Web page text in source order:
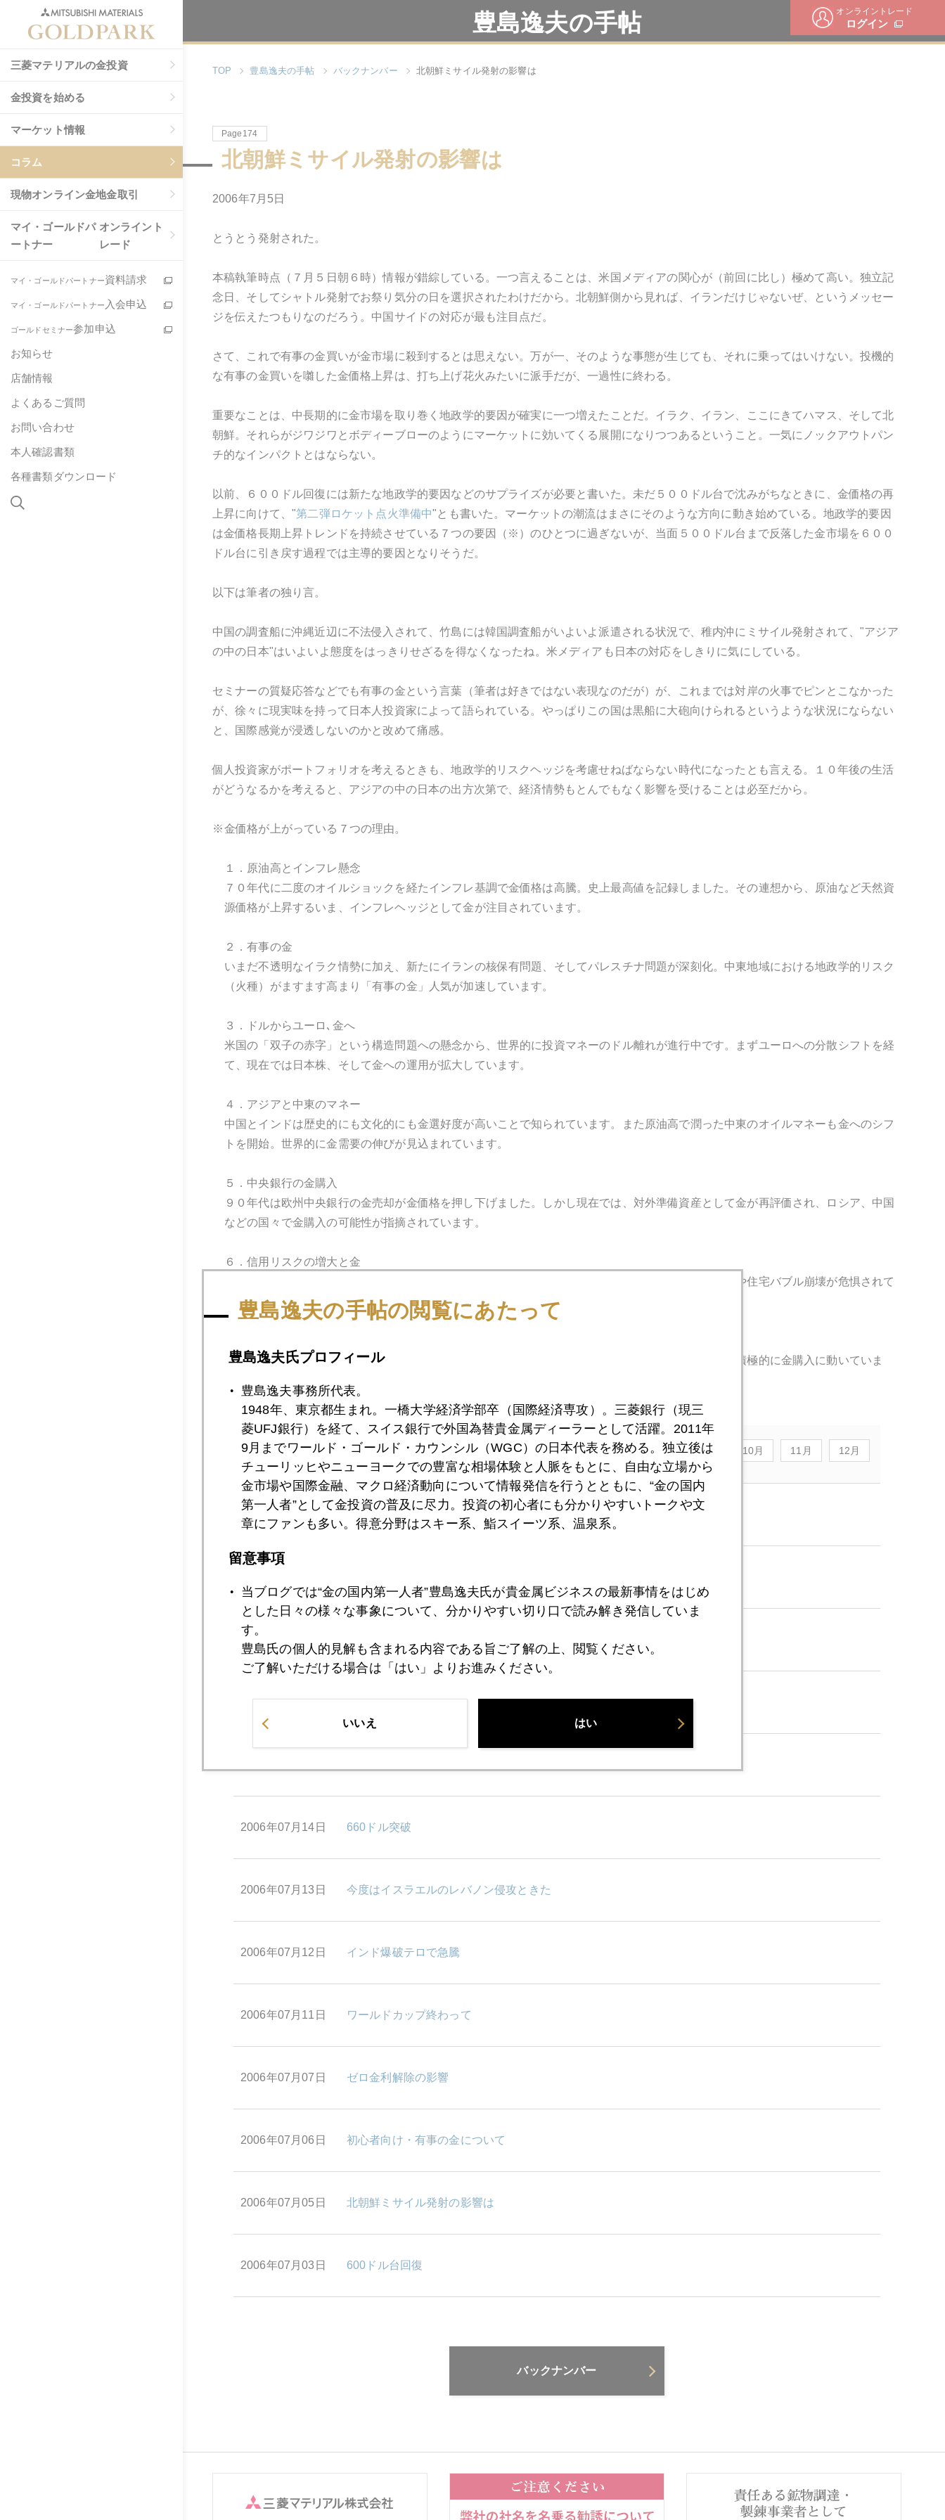
オンライントレード
ログイン
三菱マテリアルの金投資
金投資を始める
マーケット情報
コラム
現物オンライン金地金取引
マイ・ゴールドパ
ートナー
オンライント
レード
マイ・ゴールドパートナー資料請求
マイ・ゴールドパートナー 入会申込
ゴールドセミナー参加申込
お知らせ
店舗情報
よくあるご質問
お問い合わせ
本人確認書類
各種書類ダウンロード
豊島逸夫の手帖
TOP 豊島逸夫の手帖 バックナンバー 北朝鮮ミサイル発射の影響は
Page174
北朝鮮ミサイル発射の影響は
2006年7月5日
とうとう発射された。
本稿執筆時点（７月５日朝６時）情報が錯綜している。一つ言えることは、米国メディアの関心が（前回に比し）極めて高い。独立記
念日、そしてシャトル発射でお祭り気分の日を選択されたわけだから。北朝鮮側から見れば、イランだけじゃないぜ、というメッセー
ジを伝えたつもりなのだろう。中国サイドの対応が最も注目点だ。
さて、これで有事の金買いが金市場に殺到するとは思えない。万が一、そのような事態が生じても、それに乗ってはいけない。投機的
な有事の金買いを囃した金価格上昇は、打ち上げ花火みたいに派手だが、一過性に終わる。
重要なことは、中長期的に金市場を取り巻く地政学的要因が確実に一つ増えたことだ。イラク、イラン、ここにきてハマス、そして北
朝鮮。それらがジワジワとボディーブローのようにマーケットに効いてくる展開になりつつあるということ。一気にノックアウトパン
チ的なインパクトとはならない。
以前、６００ドル回復には新たな地政学的要因などのサプライズが必要と書いた。未だ５００ドル台で沈みがちなときに、金価格の再
上昇に向けて、"第二弾ロケット点火準備中"とも書いた。マーケットの潮流はまさにそのような方向に動き始めている。地政学的要因
は金価格長期上昇トレンドを持続させている７つの要因（※）のひとつに過ぎないが、当面５００ドル台まで反落した金市場を６００
ドル台に引き戻す過程では主導的要因となりそうだ。
以下は筆者の独り言。
中国の調査船に沖縄近辺に不法侵入されて、竹島には韓国調査船がいよいよ派遣される状況で、稚内沖にミサイル発射されて、"アジア
の中の日本"はいよいよ態度をはっきりせざるを得なくなったね。米メディアも日本の対応をしきりに気にしている。
セミナーの質疑応答などでも有事の金という言葉（筆者は好きではない表現なのだが）が、これまでは対岸の火事でピンとこなかった
が、徐々に現実味を持って日本人投資家によって語られている。やっぱりこの国は黒船に大砲向けられるというような状況にならない
と、国際感覚が浸透しないのかと改めて痛感。
個人投資家がポートフォリオを考えるときも、地政学的リスクヘッジを考慮せねばならない時代になったとも言える。１０年後の生活
がどうなるかを考えると、アジアの中の日本の出方次第で、経済情勢もとんでもなく影響を受けることは必至だから。
※金価格が上がっている７つの理由。
１．原油高とインフレ懸念
７０年代に二度のオイルショックを経たインフレ基調で金価格は高騰。史上最高値を記録しました。その連想から、原油など天然資
源価格が上昇するいま、インフレヘッジとして金が注目されています。
２．有事の金
いまだ不透明なイラク情勢に加え、新たにイランの核保有問題、そしてパレスチナ問題が深刻化。中東地域における地政学的リスク
（火種）がますます高まり「有事の金」人気が加速しています。
３．ドルからユーロ､金へ
米国の「双子の赤字」という構造問題への懸念から、世界的に投資マネーのドル離れが進行中です。まずユーロへの分散シフトを経
て、現在では日本株、そして金への運用が拡大しています。
４．アジアと中東のマネー
中国とインドは歴史的にも文化的にも金選好度が高いことで知られています。また原油高で潤った中東のオイルマネーも金へのシフ
トを開始。世界的に金需要の伸びが見込まれています。
５．中央銀行の金購入
９０年代は欧州中央銀行の金売却が金価格を押し下げました。しかし現在では、対外準備資産として金が再評価され、ロシア、中国
などの国々で金購入の可能性が指摘されています。
６．信用リスクの増大と金
日本ではライブドア事件が「紙の資産」の信用リスクを顕在化させました。米国ではＧＭの経営不安や住宅バブル崩壊が危惧されて
います。「実物資産」である金への回帰が起きています。
金の現物に投資するＥＴＦ（上場投資信託）が開発され、長期運用を旨とする欧米の年金基金などが積極的に金購入に動いていま
2006年 1月 2月 3月 4月 5月 6月 7月 8月 9月 10月 11月 12月
2006年07月26日 再度、第二弾ロケット点火準備中
2006年07月20日
2006年07月19日 ゼロ金利解除されて
2006年07月14日 660ドル突破
2006年07月13日 今度はイスラエルのレバノン侵攻ときた
2006年07月12日 インド爆破テロで急騰
2006年07月11日 ワールドカップ終わって
2006年07月07日 ゼロ金利解除の影響
2006年07月06日 初心者向け・有事の金について
2006年07月05日 北朝鮮ミサイル発射の影響は
2006年07月03日 600ドル台回復
バックナンバー
豊島逸夫の手帖の閲覧にあたって
豊島逸夫氏プロフィール
豊島逸夫事務所代表。
1948年、東京都生まれ。一橋大学経済学部卒（国際経済専攻）。三菱銀行（現三
菱UFJ銀行）を経て、スイス銀行で外国為替貴金属ディーラーとして活躍。2011年
9月までワールド・ゴールド・カウンシル（WGC）の日本代表を務める。独立後は
チューリッヒやニューヨークでの豊富な相場体験と人脈をもとに、自由な立場から
金市場や国際金融、マクロ経済動向について情報発信を行うとともに、“金の国内
第一人者”として金投資の普及に尽力。投資の初心者にも分かりやすいトークや文
章にファンも多い。得意分野はスキー系、鮨スイーツ系、温泉系。
留意事項
当ブログでは“金の国内第一人者”豊島逸夫氏が貴金属ビジネスの最新事情をはじめ
とした日々の様々な事象について、分かりやすい切り口で読み解き発信していま
す。
豊島氏の個人的見解も含まれる内容である旨ご了解の上、閲覧ください。
ご了解いただける場合は「はい」よりお進みください。
いいえ はい